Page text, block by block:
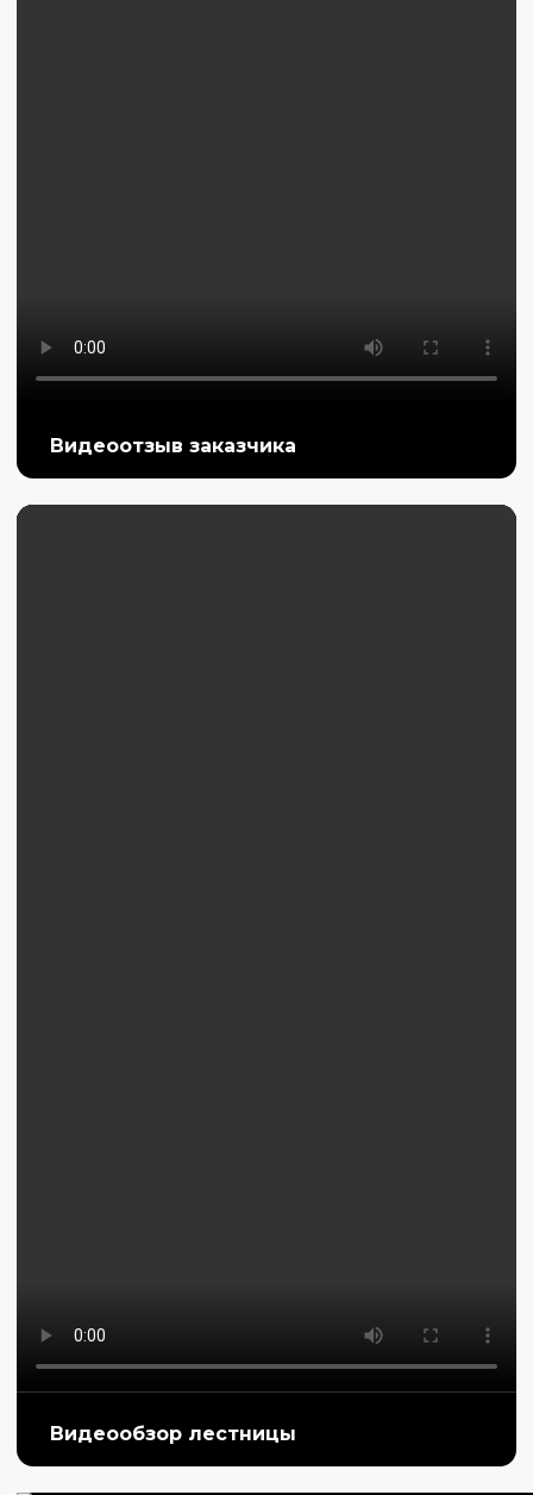
Видеоотзыв заказчика
Видеообзор лестницы